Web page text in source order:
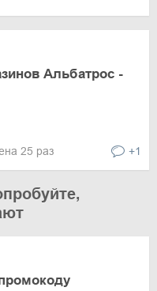
Альбатрос -
25 раз +1